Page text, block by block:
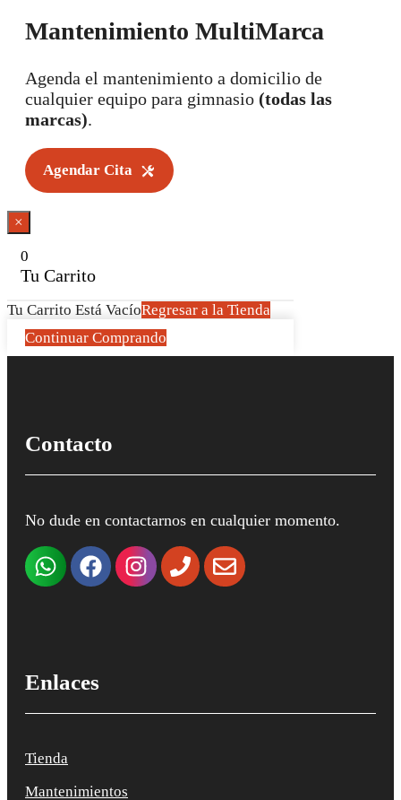
Mantenimiento MultiMarca
Agenda el mantenimiento a domicilio de
cualquier equipo para gimnasio (todas las
marcas).
Agendar Cita
×
0
Tu Carrito
Tu Carrito Está VacíoRegresar a la Tienda
Continuar Comprando
Contacto
No dude en contactarnos en cualquier momento.
Enlaces
Tienda
Mantenimientos